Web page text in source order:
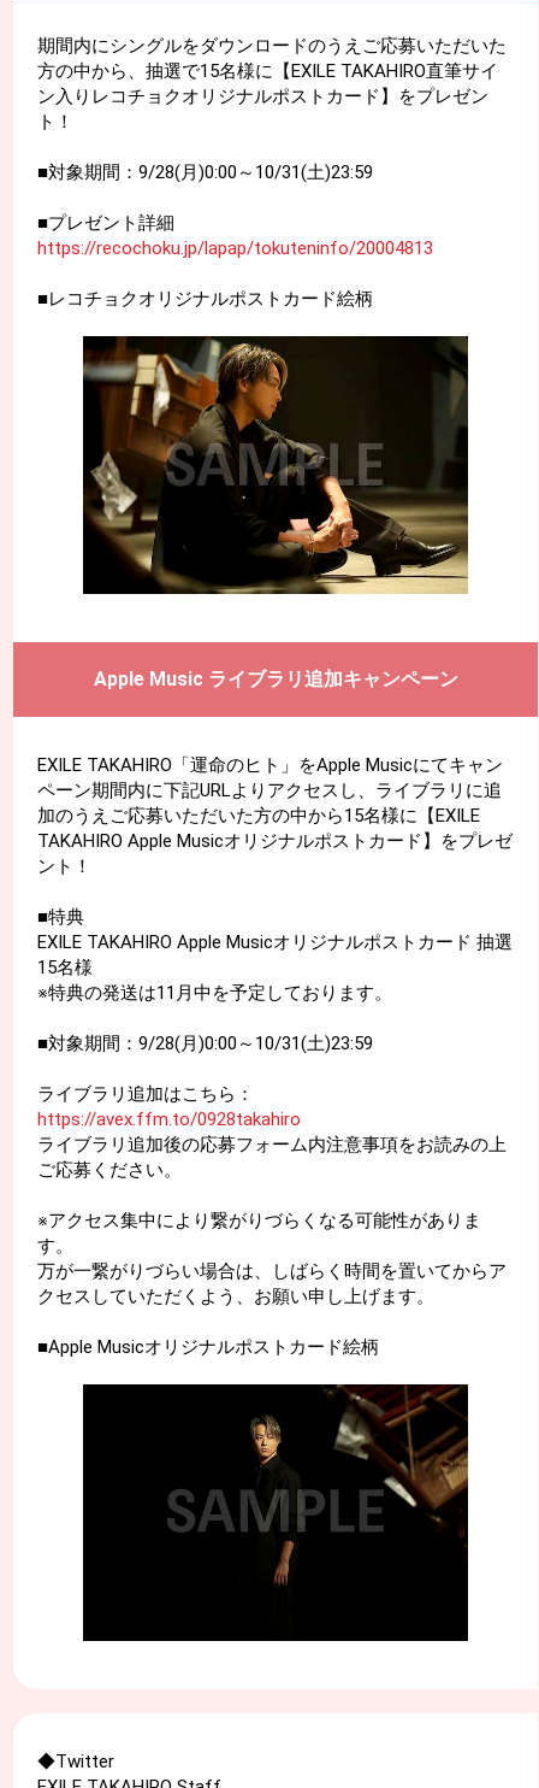
期間内にシングルをダウンロードのうえご応募いただいた
方の中から、抽選で15名様に【EXILE TAKAHIRO直筆サイ
ン入りレコチョクオリジナルポストカード】をプレゼン
ト！
■対象期間：9/28(月)0:00～10/31(土)23:59
■プレゼント詳細
https://recochoku.jp/lapap/tokuteninfo/20004813
■レコチョクオリジナルポストカード絵柄
Apple Music ライブラリ追加キャンペーン
EXILE TAKAHIRO「運命のヒト」をApple Musicにてキャン
ペーン期間内に下記URLよりアクセスし、ライブラリに追
加のうえご応募いただいた方の中から15名様に【EXILE
TAKAHIRO Apple Musicオリジナルポストカード】をプレゼ
ント！
■特典
EXILE TAKAHIRO Apple Musicオリジナルポストカード 抽選
15名様
※特典の発送は11月中を予定しております。
■対象期間：9/28(月)0:00～10/31(土)23:59
ライブラリ追加はこちら：
https://avex.ffm.to/0928takahiro
ライブラリ追加後の応募フォーム内注意事項をお読みの上
ご応募ください。
※アクセス集中により繋がりづらくなる可能性がありま
す。
万が一繋がりづらい場合は、しばらく時間を置いてからア
クセスしていただくよう、お願い申し上げます。
■Apple Musicオリジナルポストカード絵柄
◆Twitter